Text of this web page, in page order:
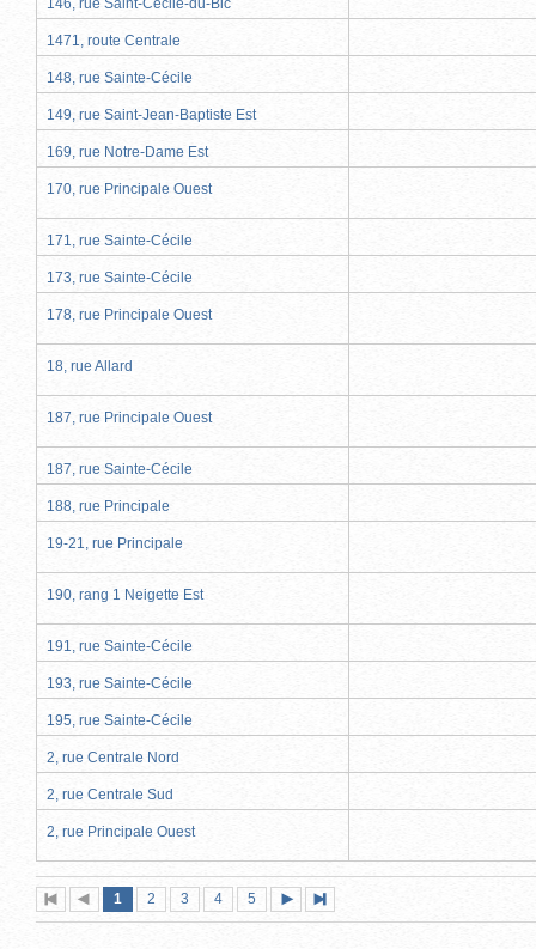
1471, route Centrale
148, rue Sainte-Cécile
149, rue Saint-Jean-Baptiste Est
169, rue Notre-Dame Est
170, rue Principale Ouest
171, rue Sainte-Cécile
173, rue Sainte-Cécile
178, rue Principale Ouest
18, rue Allard
187, rue Principale Ouest
187, rue Sainte-Cécile
188, rue Principale
19-21, rue Principale
190, rang 1 Neigette Est
191, rue Sainte-Cécile
193, rue Sainte-Cécile
195, rue Sainte-Cécile
2, rue Centrale Nord
2, rue Centrale Sud
2, rue Principale Ouest
Première
page
Page
précédente
Page
1 (page
actuelle)
Page
2 Page
3 Page
4 Page
5
suivante
page